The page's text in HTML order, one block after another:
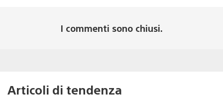
I commenti sono chiusi.
Articoli di tendenza